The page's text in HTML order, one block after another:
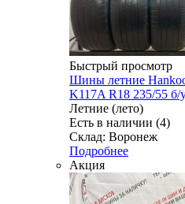
Быстрый просмотр
Шины летние
K117A R18 235/55 б/
Летние (лето)
Есть в наличии (4)
Склад: Воронеж
Подробнее
Акция